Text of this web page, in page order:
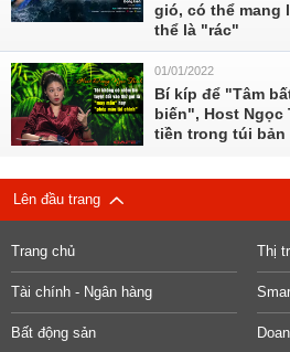
gió, có thể mang
thể là "rác"
01/01/2022
Bí kíp để "Tâm
biến", Host
tiền trong túi
Lên đầu trang
Trang chủ Thị
Tài chính - Ngân hàng
Bất động sản